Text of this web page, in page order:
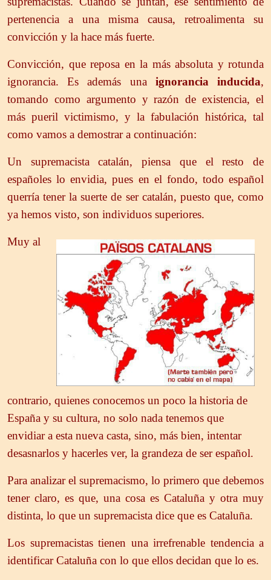
pertenencia a una misma causa, retroalimenta su
convicción y la hace más fuerte.
Convicción, que reposa en la más absoluta y rotunda
ignorancia. Es además una ignorancia inducida,
tomando como argumento y razón de existencia, el
más pueril victimismo, y la fabulación histórica, tal
como vamos a demostrar a continuación:
Un supremacista catalán, piensa que el resto de
españoles lo envidia, pues en el fondo, todo español
querría tener la suerte de ser catalán, puesto que, como
ya hemos visto, son individuos superiores.
Muy al
contrario, quienes conocemos un poco la historia de
España y su cultura, no solo nada tenemos que
envidiar a esta nueva casta, sino, más bien, intentar
desasnarlos y hacerles ver, la grandeza de ser español.
Para analizar el supremacismo, lo primero que debemos
tener claro, es que, una cosa es Cataluña y otra muy
distinta, lo que un supremacista dice que es Cataluña.
Los supremacistas tienen una irrefrenable tendencia a
identificar Cataluña con lo que ellos decidan que lo es.